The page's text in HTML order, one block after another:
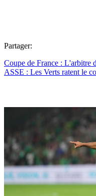
Partager:
Coupe de France : L'arbitre
ASSE : Les Verts ratent le